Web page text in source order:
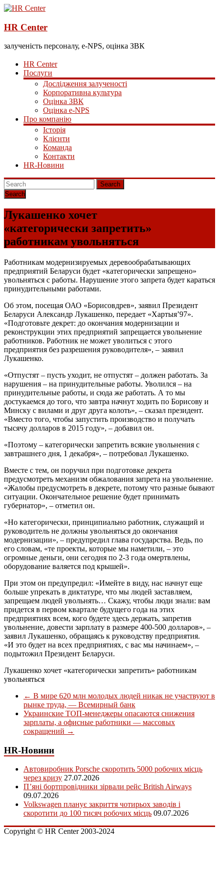
HR Center
залученість персоналу, e-NPS, оцінка ЗВК
HR Center
Послуги
Дослідження залученості
Корпоративна культура
Оцінка ЗВК
Оцінка e-NPS
Про компанію
Історія
Клієнти
Команда
Контакти
HR-Новини
Search
Лукашенко хочет
«категорически запретить»
работникам увольняться
Работникам модернизируемых деревообрабатывающих
предприятий Беларуси будет «категорически запрещено»
увольняться с работы. Нарушение этого запрета будет караться
принудительными работами.
Об этом, посещая ОАО «Борисовдрев», заявил Президент
Беларуси Александр Лукашенко, передает «Хартыя’97».
«Подготовьте декрет: до окончания модернизации и
реконструкции этих предприятий запрещается увольнение
работников. Работник не может уволиться с этого
предприятия без разрешения руководителя», – заявил
Лукашенко.
«Отпустят – пусть уходит, не отпустят – должен работать. За
нарушения – на принудительные работы. Уволился – на
принудительные работы, и сюда же работать. А то мы
достукаемся до того, что завтра начнут ходить по Борисову и
Минску с вилами и друг друга колоть», – сказал президент.
«Вместо того, чтобы запустить производство и получать
тысячу долларов в 2015 году», – добавил он.
«Поэтому – категорически запретить всякие увольнения с
завтрашнего дня, 1 декабря», – потребовал Лукашенко.
Вместе с тем, он поручил при подготовке декрета
предусмотреть механизм обжалования запрета на увольнение.
«Жалобы предусмотреть в декрете, потому что разные бывают
ситуации. Окончательное решение будет принимать
губернатор», – отметил он.
«Но категорически, принципиально работник, служащий и
руководитель не должны увольняться до окончания
модернизации», – предупредил глава государства. Ведь, по
его словам, «те проекты, которые мы наметили, – это
огромные деньги, они сегодня по 2-3 года омертвлены,
оборудование валяется под крышей».
При этом он предупредил: «Имейте в виду, нас начнут еще
больше упрекать в диктатуре, что мы людей заставляем,
запрещаем людей увольнять… Скажу, чтобы люди знали: вам
придется в первом квартале будущего года на этих
предприятиях всем, кого будете здесь держать, запретив
увольнение, довести зарплату в размере 400-500 долларов», –
заявил Лукашенко, обращаясь к руководству предприятия.
«И это будет на всех предприятиях, с вас мы начинаем», –
подытожил Президент Беларуси.
Лукашенко хочет «категорически запретить» работникам
увольняться
← В мире 620 млн молодых людей никак не участвуют в
рынке труда, — Всемирный банк
Украинские ТОП-менеджеры опасаются снижения
зарплаты, а офисные работники — массовых
сокращений →
HR-Новини
Автовиробник Porsche скоротить 5000 робочих місць
через кризу 27.07.2026
П’яні бортпровідники зірвали рейс British Airways
09.07.2026
Volkswagen планує закриття чотирьох заводів і
скоротити до 100 тисяч робочих місць 09.07.2026
Copyright © HR Center 2003-2024